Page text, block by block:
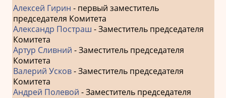
Алексей Гирин - первый заместитель
председателя Комитета
Александр Постраш - Заместитель председателя
Комитета
Артур Сливний - Заместитель председателя
Комитета
Валерий Усков- Заместитель председателя
Комитета
Андрей Полевой - Заместитель председателя